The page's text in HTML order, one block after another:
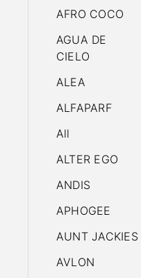
AFRO COCO
AGUA DE
CIELO
ALEA
ALFAPARF
All
ALTER EGO
ANDIS
APHOGEE
AUNT JACKIES
AVLON